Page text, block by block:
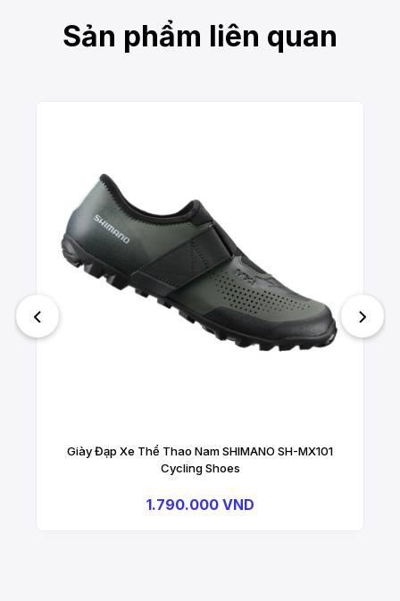
Sản phẩm liên quan
Giày Đạp Xe Thể Thao Nam SHIMANO SH-MX101
Cycling Shoes
1.790.000 VND